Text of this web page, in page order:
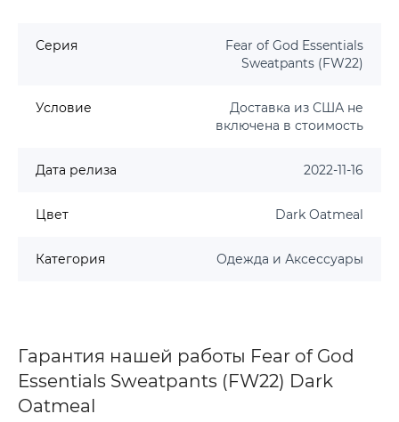
Серия
Fear of God Essentials
Sweatpants (FW22)
Условие
Доставка из США не
включена в стоимость
Дата релиза 2022-11-16
Цвет Dark Oatmeal
Категория Одежда и Аксессуары
Гарантия нашей работы Fear of God
Essentials Sweatpants (FW22) Dark
Oatmeal